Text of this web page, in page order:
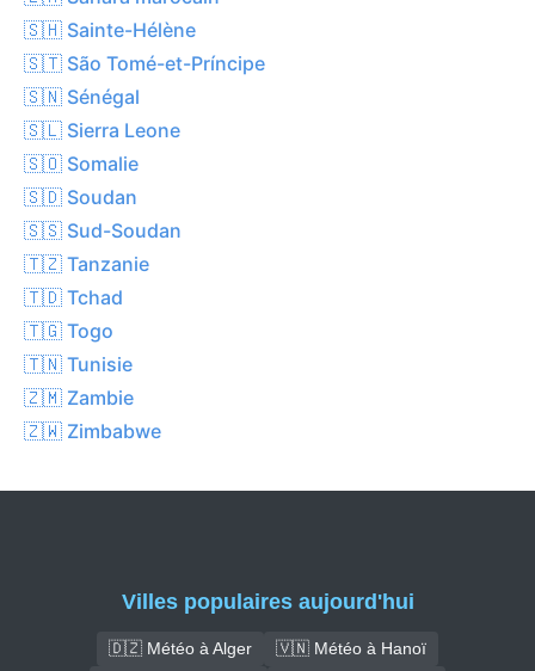
🇸🇭 Sainte-Hélène
🇸🇹 São Tomé-et-Príncipe
🇸🇳 Sénégal
🇸🇱 Sierra Leone
🇸🇴 Somalie
🇸🇩 Soudan
🇸🇸 Sud-Soudan
🇹🇿 Tanzanie
🇹🇩 Tchad
🇹🇬 Togo
🇹🇳 Tunisie
🇿🇲 Zambie
🇿🇼 Zimbabwe
Villes populaires aujourd'hui
🇩🇿 Météo à Alger
🇻🇳 Météo à Hanoï